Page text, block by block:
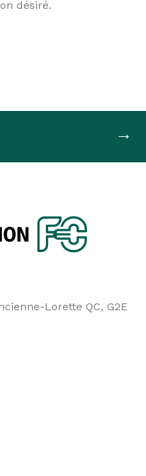
désiré.
→
Lorette QC, G2E